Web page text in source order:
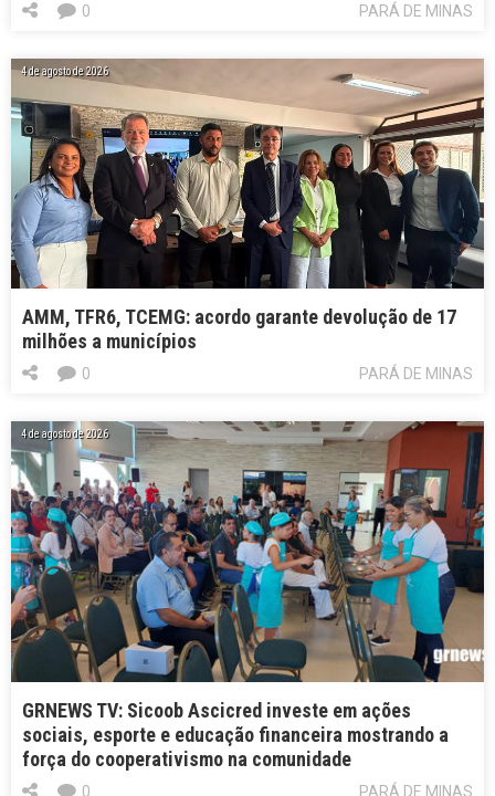
PARÁ DE MINAS
0
4 de agosto de 2026
AMM, TFR6, TCEMG: acordo garante devolução de 17
milhões a municípios
PARÁ DE MINAS
0
4 de agosto de 2026
GRNEWS TV: Sicoob Ascicred investe em ações
sociais, esporte e educação financeira mostrando a
força do cooperativismo na comunidade
PARÁ DE MINAS
0